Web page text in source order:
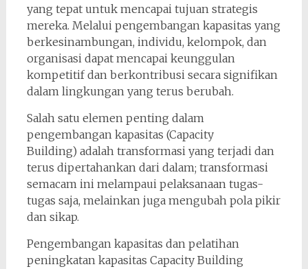
yang tepat untuk mencapai tujuan strategis
mereka. Melalui pengembangan kapasitas yang
berkesinambungan, individu, kelompok, dan
organisasi dapat mencapai keunggulan
kompetitif dan berkontribusi secara signifikan
dalam lingkungan yang terus berubah.
Salah satu elemen penting dalam
pengembangan kapasitas (Capacity
Building) adalah transformasi yang terjadi dan
terus dipertahankan dari dalam; transformasi
semacam ini melampaui pelaksanaan tugas-
tugas saja, melainkan juga mengubah pola pikir
dan sikap.
Pengembangan kapasitas dan pelatihan
peningkatan kapasitas Capacity Building